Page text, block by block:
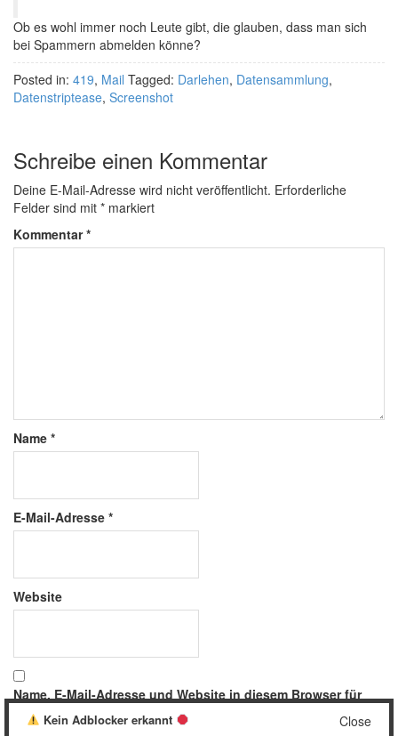
Ob es wohl immer noch Leute gibt, die glauben, dass man sich
bei Spammern abmelden könne?
Posted in: 419, Mail Tagged: Darlehen, Datensammlung,
Datenstriptease, Screenshot
Schreibe einen Kommentar
Deine E-Mail-Adresse wird nicht veröffentlicht. Erforderliche
Felder sind mit * markiert
Kommentar*
Name *
E-Mail-Adresse *
Website
Name, E-Mail-Adresse und Website in diesem Browser für
meinen nächsten Kommentar speichern.
Close
Kein Adblocker erkannt